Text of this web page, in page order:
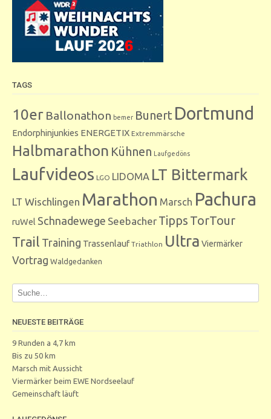
TAGS
10er Ballonathon bemer Bunert Dortmund
Endorphinjunkies ENERGETIX Extremmärsche
Halbmarathon Kühnen Laufgedöns
Laufvideos LGO LIDOMA LT Bittermark
LT Wischlingen Marathon Marsch Pachura
ruWel Schnadewege Seebacher Tipps TorTour
Trail Training Trassenlauf Triathlon Ultra Viermärker
Vortrag Waldgedanken
NEUESTE BEITRÄGE
9 Runden a 4,7 km
Bis zu 50 km
Marsch mit Aussicht
Viermärker beim EWE Nordseelauf
Gemeinschaft läuft